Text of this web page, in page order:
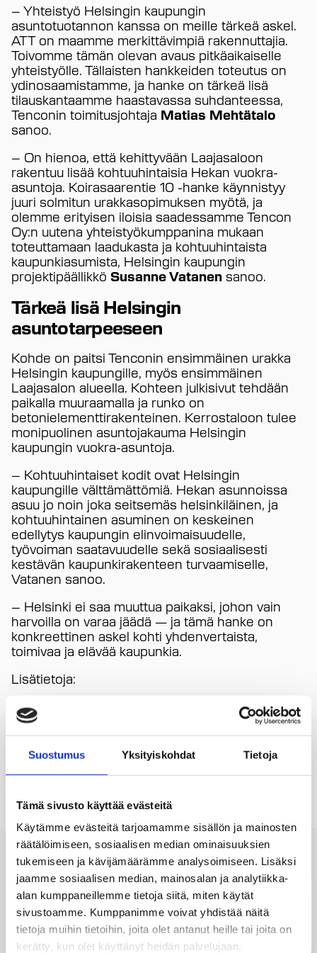
Suostumus Yksityiskohdat Tietoja
Tämä sivusto käyttää evästeitä
Käytämme evästeitä tarjoamamme sisällön ja mainosten
räätälöimiseen, sosiaalisen median ominaisuuksien
tukemiseen ja kävijämäärämme analysoimiseen. Lisäksi
jaamme sosiaalisen median, mainosalan ja analytiikka-
alan kumppaneillemme tietoja siitä, miten käytät
sivustoamme. Kumppanimme voivat yhdistää näitä
tietoja muihin tietoihin, joita olet antanut heille tai joita on
kerätty, kun olet käyttänyt heidän palvelujaan.
– Yhteistyö Helsingin kaupungin
asuntotuotannon kanssa on meille tärkeä askel.
ATT on maamme merkittävimpiä rakennuttajia.
Toivomme tämän olevan avaus pitkäaikaiselle
yhteistyölle. Tällaisten hankkeiden toteutus on
ydinosaamistamme, ja hanke on tärkeä lisä
tilauskantaamme haastavassa suhdanteessa,
Tenconin toimitusjohtaja Matias Mehtätalo
sanoo.
– On hienoa, että kehittyvään Laajasaloon
rakentuu lisää kohtuuhintaisia Hekan vuokra-
asuntoja. Koirasaarentie 10 -hanke käynnistyy
juuri solmitun urakkasopimuksen myötä, ja
olemme erityisen iloisia saadessamme Tencon
Oy:n uutena yhteistyökumppanina mukaan
toteuttamaan laadukasta ja kohtuuhintaista
kaupunkiasumista, Helsingin kaupungin
projektipäällikkö Susanne Vatanen sanoo.
Tärkeä lisä Helsingin
asuntotarpeeseen
Kohde on paitsi Tenconin ensimmäinen urakka
Helsingin kaupungille, myös ensimmäinen
Laajasalon alueella. Kohteen julkisivut tehdään
paikalla muuraamalla ja runko on
betonielementtirakenteinen. Kerrostaloon tulee
monipuolinen asuntojakauma Helsingin
kaupungin vuokra-asuntoja.
– Kohtuuhintaiset kodit ovat Helsingin
kaupungille välttämättömiä. Hekan asunnoissa
asuu jo noin joka seitsemäs helsinkiläinen, ja
kohtuuhintainen asuminen on keskeinen
edellytys kaupungin elinvoimaisuudelle,
työvoiman saatavuudelle sekä sosiaalisesti
kestävän kaupunkirakenteen turvaamiselle,
Vatanen sanoo.
– Helsinki ei saa muuttua paikaksi, johon vain
harvoilla on varaa jäädä — ja tämä hanke on
konkreettinen askel kohti yhdenvertaista,
toimivaa ja elävää kaupunkia.
Lisätietoja:
Matias Mehtätalo
, toimitusjohtaja, Tencon
Puh. 044 066 4015,
matias.mehtatalo@tencon.fi
Merja Rukko
, yksikön päällikkö, Helsingin
kaupungin kaupunkiympäristön toimialan
Puh. 09 310 20576, merja.rukko@hel.fi
Lue myös